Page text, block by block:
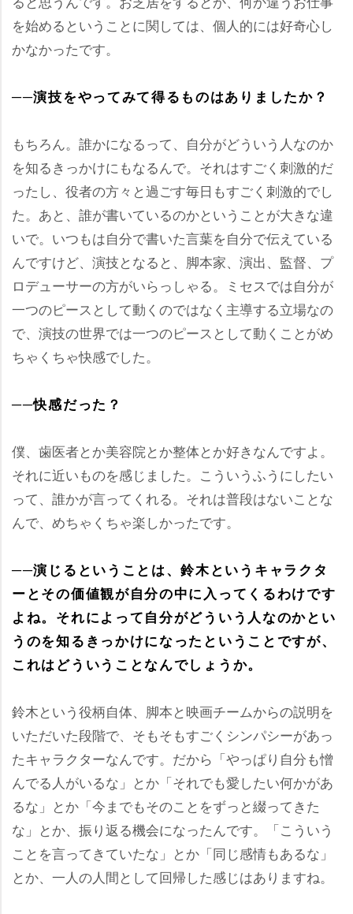
を始めるということに関しては、個人的には好奇心し
かなかったです。
──演技をやってみて得るものはありましたか？
もちろん。誰かになるって、自分がどういう人なのか
を知るきっかけにもなるんで。それはすごく刺激的だ
ったし、役者の方々と過ごす毎日もすごく刺激的でし
た。あと、誰が書いているのかということが大きな違
いで。いつもは自分で書いた言葉を自分で伝えている
んですけど、演技となると、脚本家、演出、監督、プ
ロデューサーの方がいらっしゃる。ミセスでは自分が
一つのピースとして動くのではなく主導する立場なの
で、演技の世界では一つのピースとして動くことがめ
ちゃくちゃ快感でした。
──快感だった？
僕、歯医者とか美容院とか整体とか好きなんですよ。
それに近いものを感じました。こういうふうにしたい
って、誰かが言ってくれる。それは普段はないことな
んで、めちゃくちゃ楽しかったです。
──演じるということは、鈴木というキャラクタ
ーとその価値観が自分の中に入ってくるわけです
よね。それによって自分がどういう人なのかとい
うのを知るきっかけになったということですが、
これはどういうことなんでしょうか。
鈴木という役柄自体、脚本と映画チームからの説明を
いただいた段階で、そもそもすごくシンパシーがあっ
たキャラクターなんです。だから「やっぱり自分も憎
んでる人がいるな」とか「それでも愛したい何かがあ
るな」とか「今までもそのことをずっと綴ってきた
な」とか、振り返る機会になったんです。「こういう
ことを言ってきていたな」とか「同じ感情もあるな」
とか、一人の人間として回帰した感じはありますね。